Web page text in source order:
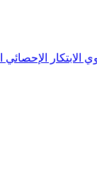
الابتكار الإحصائي